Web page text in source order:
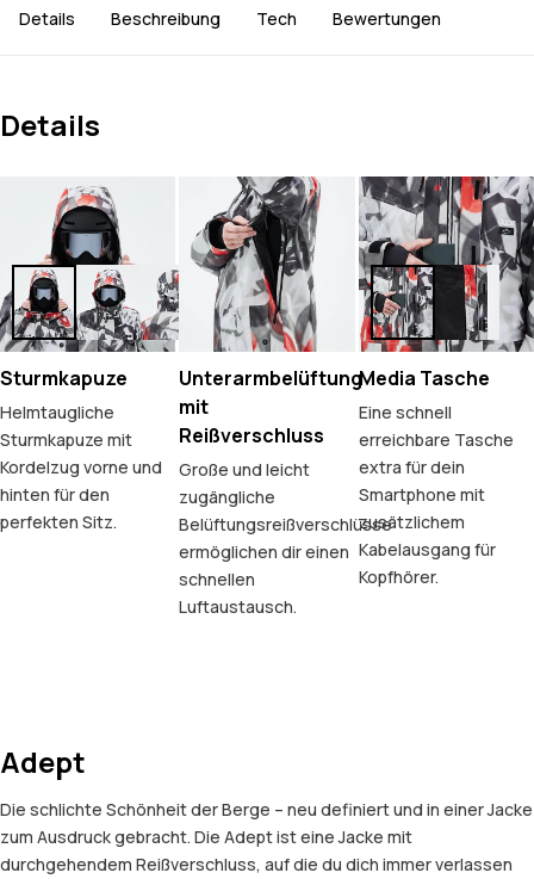
Details Beschreibung Tech Bewertungen
Details
Sturmkapuze
Helmtaugliche
Sturmkapuze mit
Kordelzug vorne und
hinten für den
perfekten Sitz.
Unterarmbelüftung
mit
Reißverschluss
Große und leicht
zugängliche
Belüftungsreißverschlüsse
ermöglichen dir einen
schnellen
Luftaustausch.
Media Tasche
Eine schnell
erreichbare Tasche
extra für dein
Smartphone mit
zusätzlichem
Kabelausgang für
Kopfhörer.
Adept
Die schlichte Schönheit der Berge – neu definiert und in einer Jacke
zum Ausdruck gebracht. Die Adept ist eine Jacke mit
durchgehendem Reißverschluss, auf die du dich immer verlassen